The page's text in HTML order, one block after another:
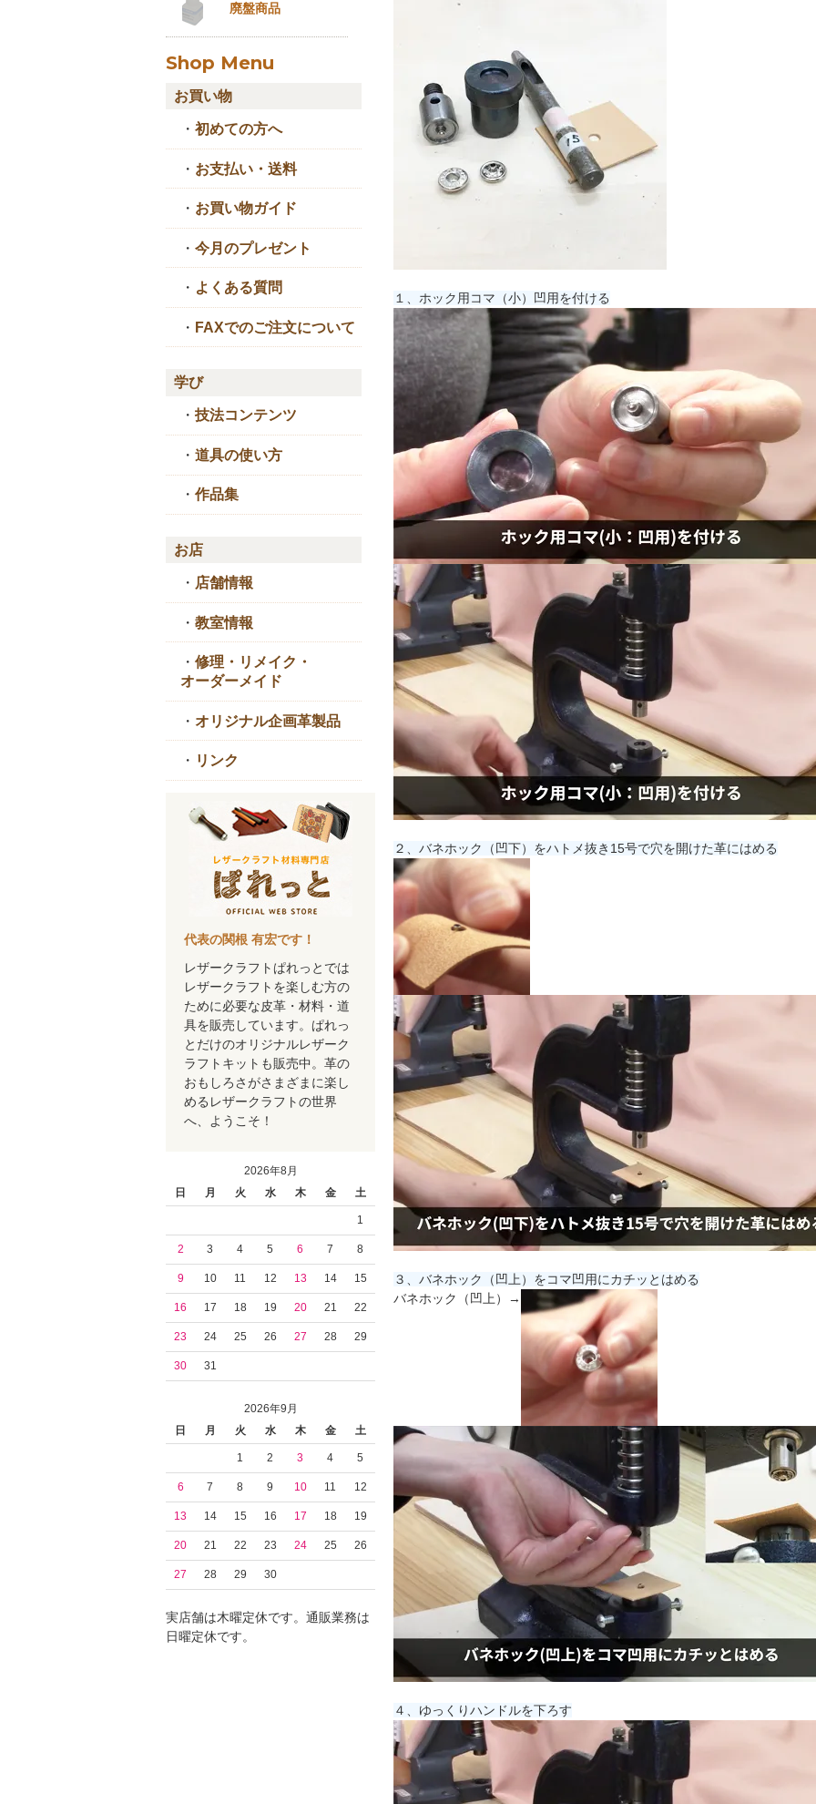
１、ホック用コマ（小）凹用を付ける
２、バネホック（凹下）をハトメ抜き15号で穴を開けた革にはめる
３、バネホック（凹上）をコマ凹用にカチッとはめる
バネホック（凹上）→
４、ゆっくりハンドルを下ろす
廃盤商品
Shop Menu
お買い物
・ 初めての方へ
・ お支払い・送料
・ お買い物ガイド
・ 今月のプレゼント
・ よくある質問
・ FAXでのご注文について
学び
・ 技法コンテンツ
・ 道具の使い方
・ 作品集
お店
・ 店舗情報
・ 教室情報
・ 修理・リメイク・
オーダーメイド
・ オリジナル企画革製品
・ リンク
代表の関根 有宏です！
レザークラフトぱれっとでは
レザークラフトを楽しむ方の
ために必要な皮革・材料・道
具を販売しています。ぱれっ
とだけのオリジナルレザーク
ラフトキットも販売中。革の
おもしろさがさまざまに楽し
めるレザークラフトの世界
へ、ようこそ！
2026年8月
日
月 火 水 木 金 土
1
2 3 4 5 6 7 8
9 10 11 12 13 14 15
16 17 18 19 20 21 22
23 24 25 26 27 28 29
30 31
2026年9月
日
月 火 水 木 金 土
1 2 3 4 5
6 7 8 9 10 11 12
13 14 15 16 17 18 19
20 21 22 23 24 25 26
27 28 29 30
実店舗は木曜定休です。通販業務は
日曜定休です。